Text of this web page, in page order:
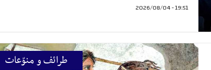
19:51 - 2026/08/04
طرائف و منوّعات